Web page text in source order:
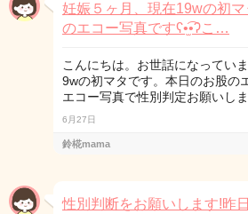
妊娠５ヶ月、現在19wの初
のエコー写真ですʕ•̫͡•ʔこ…
こんにちは。お世話になってい
9wの初マタです。本日のお股の
エコー写真で性別判定お願いしま
6月27日
鈴椛mama
性別判断をお願いします!昨